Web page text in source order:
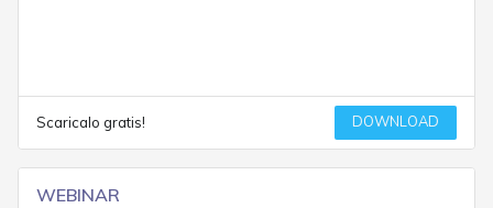
Scaricalo gratis! DOWNLOAD
WEBINAR